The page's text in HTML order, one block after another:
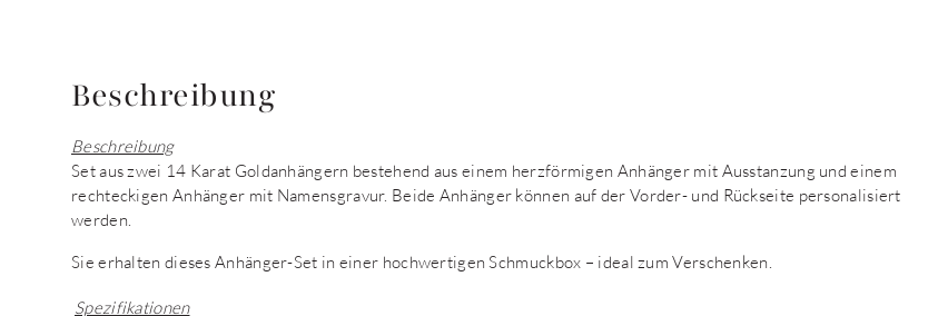
Beschreibung
Beschreibung
Set aus zwei 14 Karat Goldanhängern bestehend aus einem herzförmigen Anhänger mit Ausstanzung und einem
rechteckigen Anhänger mit Namensgravur. Beide Anhänger können auf der Vorder- und Rückseite personalisiert
werden.
Sie erhalten dieses Anhänger-Set in einer hochwertigen Schmuckbox – ideal zum Verschenken.
Spezifikationen